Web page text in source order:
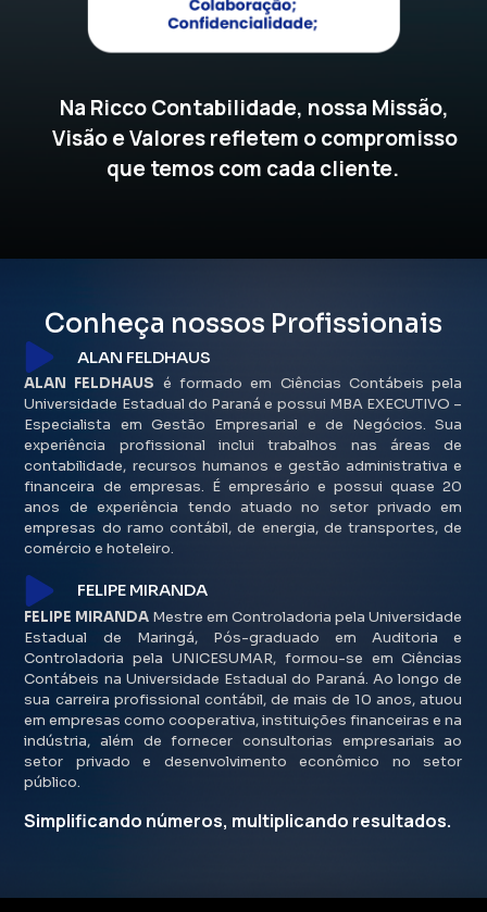
Na Ricco Contabilidade, nossa Missão,
Visão e Valores refletem o compromisso
que temos com cada cliente.
Conheça nossos Profissionais
ALAN FELDHAUS
ALAN FELDHAUS é formado em Ciências Contábeis pela
Universidade Estadual do Paraná e possui MBA EXECUTIVO –
Especialista em Gestão Empresarial e de Negócios. Sua
experiência profissional inclui trabalhos nas áreas de
contabilidade, recursos humanos e gestão administrativa e
financeira de empresas. É empresário e possui quase 20
anos de experiência tendo atuado no setor privado em
empresas do ramo contábil, de energia, de transportes, de
comércio e hoteleiro.
FELIPE MIRANDA
FELIPE MIRANDA Mestre em Controladoria pela Universidade
Estadual de Maringá, Pós-graduado em Auditoria e
Controladoria pela UNICESUMAR, formou-se em Ciências
Contábeis na Universidade Estadual do Paraná. Ao longo de
sua carreira profissional contábil, de mais de 10 anos, atuou
em empresas como cooperativa, instituições financeiras e na
indústria, além de fornecer consultorias empresariais ao
setor privado e desenvolvimento econômico no setor
público.
Simplificando números, multiplicando resultados.